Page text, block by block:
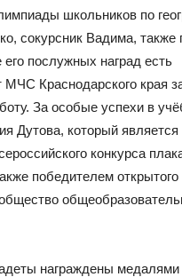
школьников по
сокурсник Вадима, также
послужных наград есть
МЧС Краснодарского края
За особые успехи в
Дутова, который
конкурса
победителем открытого
награждены